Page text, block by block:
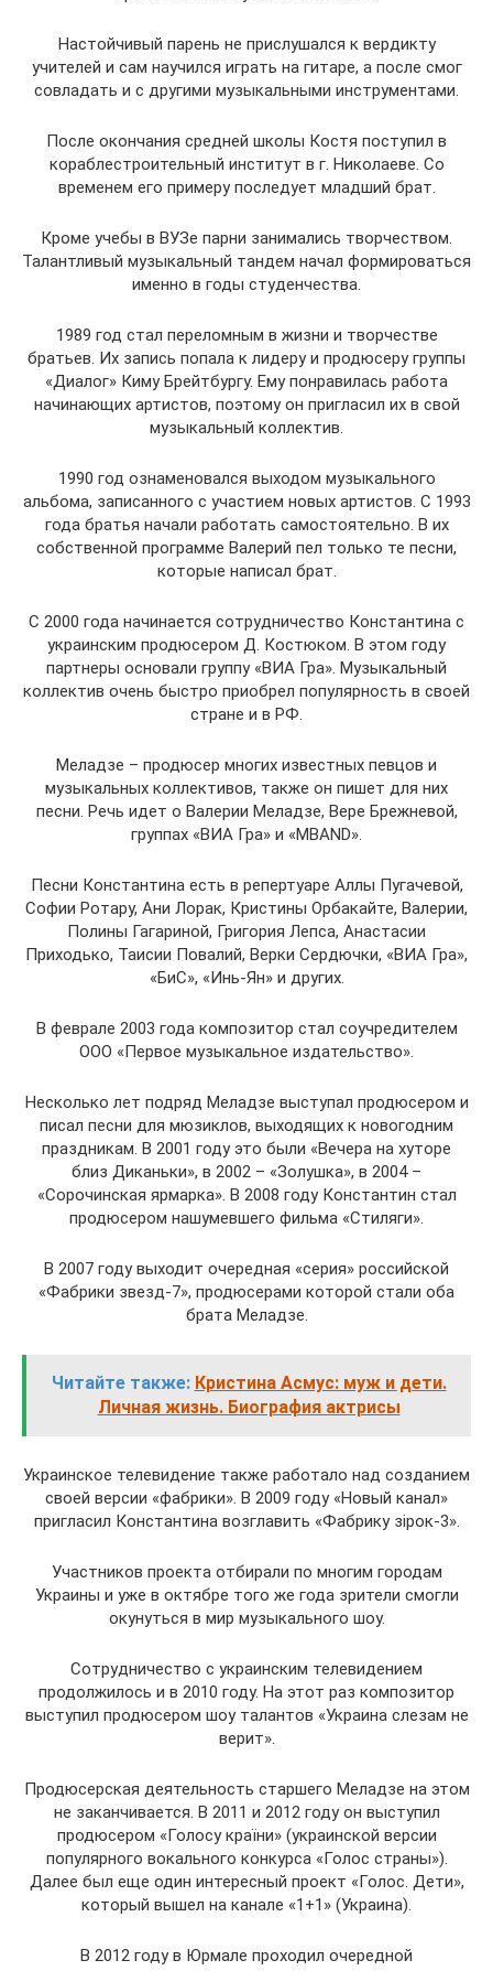
Настойчивый парень не прислушался к вердикту
учителей и сам научился играть на гитаре, а после смог
совладать и с другими музыкальными инструментами.
После окончания средней школы Костя поступил в
кораблестроительный институт в г. Николаеве. Со
временем его примеру последует младший брат.
Кроме учебы в ВУЗе парни занимались творчеством.
Талантливый музыкальный тандем начал формироваться
именно в годы студенчества.
1989 год стал переломным в жизни и творчестве
братьев. Их запись попала к лидеру и продюсеру группы
«Диалог» Киму Брейтбургу. Ему понравилась работа
начинающих артистов, поэтому он пригласил их в свой
музыкальный коллектив.
1990 год ознаменовался выходом музыкального
альбома, записанного с участием новых артистов. С 1993
года братья начали работать самостоятельно. В их
собственной программе Валерий пел только те песни,
которые написал брат.
С 2000 года начинается сотрудничество Константина с
украинским продюсером Д. Костюком. В этом году
партнеры основали группу «ВИА Гра». Музыкальный
коллектив очень быстро приобрел популярность в своей
стране и в РФ.
Меладзе – продюсер многих известных певцов и
музыкальных коллективов, также он пишет для них
песни. Речь идет о Валерии Меладзе, Вере Брежневой,
группах «ВИА Гра» и «MBAND».
Песни Константина есть в репертуаре Аллы Пугачевой,
Софии Ротару, Ани Лорак, Кристины Орбакайте, Валерии,
Полины Гагариной, Григория Лепса, Анастасии
Приходько, Таисии Повалий, Верки Сердючки, «ВИА Гра»,
«БиС», «Инь-Ян» и других.
В феврале 2003 года композитор стал соучредителем
ООО «Первое музыкальное издательство».
Несколько лет подряд Меладзе выступал продюсером и
писал песни для мюзиклов, выходящих к новогодним
праздникам. В 2001 году это были «Вечера на хуторе
близ Диканьки», в 2002 – «Золушка», в 2004 –
«Сорочинская ярмарка». В 2008 году Константин стал
продюсером нашумевшего фильма «Стиляги».
В 2007 году выходит очередная «серия» российской
«Фабрики звезд-7», продюсерами которой стали оба
брата Меладзе.
Читайте также: Кристина Асмус: муж и дети.
Личная жизнь. Биография актрисы
Украинское телевидение также работало над созданием
своей версии «фабрики». В 2009 году «Новый канал»
пригласил Константина возглавить «Фабрику зірок-3».
Участников проекта отбирали по многим городам
Украины и уже в октябре того же года зрители смогли
окунуться в мир музыкального шоу.
Сотрудничество с украинским телевидением
продолжилось и в 2010 году. На этот раз композитор
выступил продюсером шоу талантов «Украина слезам не
верит».
Продюсерская деятельность старшего Меладзе на этом
не заканчивается. В 2011 и 2012 году он выступил
продюсером «Голосу країни» (украинской версии
популярного вокального конкурса «Голос страны»).
Далее был еще один интересный проект «Голос. Дети»,
который вышел на канале «1+1» (Украина).
В 2012 году в Юрмале проходил очередной